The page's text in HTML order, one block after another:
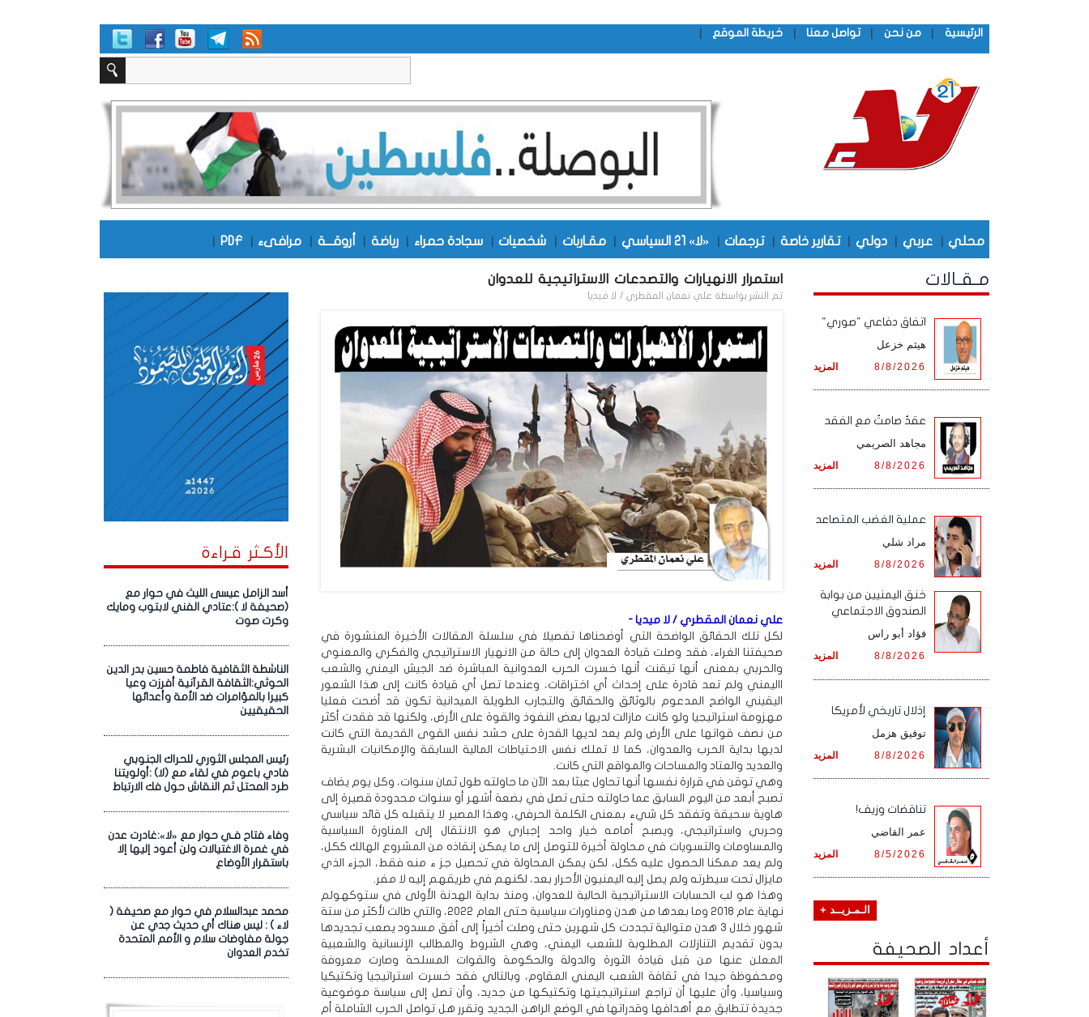
الرئيسية | من نحن | تواصل معنا | خريطة الموقع |
محلي | عربي | دولي | تقارير خاصة | ترجمات | «لا» 21 السياسي | مقـاربات | شخصيات | سجادة حمراء | رياضة | أروقـــة | مرافىء |
PDF
|
الأكـثر قـراءة
أسد الزامل عيسى الليث في حوار مع
(صحيفة لا ):عتادي الفني لابتوب ومايك
وكرت صوت
الناشطة الثقافية فاطمة حسين بدر الدين
الحوثي:الثقافة القرآنية أفرزت وعيا
كبيرا بالمؤامرات ضد الأمة وأعدائها
الحقيقيين
رئيس المجلس الثوري للحراك الجنوبي
فادي باعوم في لقاء مع (لا) :أولويتنا
طرد المحتل ثم النقاش حول فك الارتباط
وفاء فتاح فـي حوار مع «لا»:غادرت عدن
في غمرة الاغتيالات ولن أعود إليها إلا
باستقرار الأوضاع
محمد عبدالسلام في حوار مع صحيفة (
لاء ) : ليس هناك أي حديث جدي عن
جولة مفاوضات سلام و الأمم المتحدة
تخدم العدوان
استمرار الانهيارات والتصدعات الاستراتيجية للعدوان
تم النشر بواسطة علي نعمان المقطري / لا ميديا
علي نعمان المقطري / لا ميديا -
لكل تلك الحقائق الواضحة التي أوضحناها تفصيلا في سلسلة المقالات الأخيرة المنشورة في
صحيفتنا الغراء، فقد وصلت قيادة العدوان إلى حالة من الانهيار الاستراتيجي والفكري والمعنوي
والحربي بمعنى أنها تيقنت أنها خسرت الحرب العدوانية المباشرة ضد الجيش اليمني والشعب
االيمني ولم تعد قادرة على إحداث أي اختراقات، وعندما تصل أي قيادة كانت إلى هذا الشعور
اليقيني الواضح المدعوم بالوثائق والحقائق والتجارب الطويلة الميدانية تكون قد أضحت فعليا
مهزومة استراتيجيا ولو كانت مازالت لديها بعض النفوذ والقوة على الأرض، ولكنها قد فقدت أكثر
من نصف قواتها على الأرض ولم يعد لديها القدرة على حشد نفس القوى القديمة التي كانت
لديها بداية الحرب والعدوان، كما لا تملك نفس الاحتياطات المالية السابقة والإمكانيات البشرية
والعديد والعتاد والمساحات والمواقع التي كانت.
وهي توقن في قرارة نفسها أنها تحاول عبثا بعد الآن ما حاولته طول ثمان سنوات، وكل يوم يضاف
تصبح أبعد من اليوم السابق عما حاولته حتى تصل في بضعة أشهر أو سنوات محدودة قصيرة إلى
هاوية سحيقة وتفقد كل شيء بمعنى الكلمة الحرفي، وهذا المصير لا يتقبله كل قائد سياسي
وحربي واستراتيجي، ويصبح أمامه خيار واحد إجباري هو الانتقال إلى المناورة السياسية
والمساومات والتسويات في محاولة أخيرة للتوصل إلى ما يمكن إنقاذه من المشروع الهالك ككل،
ولم يعد ممكنا الحصول عليه ككل، لكن يمكن المحاولة في تحصيل جز ء منه فقط، الجزء الذي
مايزال تحت سيطرته ولم يصل إليه اليمنيون الأحرار بعد، لكنهم في طريقهم إليه لا مفر.
وهذا هو لب الحسابات الاستراتيجية الحالية للعدوان، ومنذ بداية الهدنة الأولى في ستوكهولم
نهاية عام 2018 وما بعدها من هدن ومناورات سياسية حتى العام 2022، والتي طالت لأكثر من ستة
شهور خلال 3 هدن متوالية تجددت كل شهرين حتى وصلت أخيراً إلى أفق مسدود يصعب تجديدها
بدون تقديم التنازلات المطلوبة للشعب اليمني، وهي الشروط والمطالب الإنسانية والشعبية
المعلن عنها من قبل قيادة الثورة والدولة والحكومة والقوات المسلحة وصارت معروفة
ومحفوظة جيدا في ثقافة الشعب اليمني المقاوم، وبالتالي فقد خسرت استراتيجيا وتكتيكيا
وسياسيا، وأن عليها أن تراجع استراتيجيتها وتكتيكها من جديد، وأن تصل إلى سياسة موضوعية
جديدة تتطابق مع أهدافها وقدراتها في الوضع الراهن الجديد وتقرر هل تواصل الحرب الشاملة أم
مـقـالات
اتفاق دفاعي "صوري"
هيثم خزعل
المزيد 8/8/2026
عقدٌ صامتٌ مع الفقد
مجاهد الصريمي
المزيد 8/8/2026
‏عملية الغضب المتصاعد
مراد شلي
المزيد 8/8/2026
خنق اليمنيين من بوابة
الصندوق الاجتماعي
فؤاد أبو راس
المزيد 8/8/2026
إذلال تاريخي لأمريكا
توفيق هزمل
المزيد 8/8/2026
تناقضات وزيف!
عمر القاضي
المزيد 8/5/2026
الـمـزيــد +
أعداد الصحيفة